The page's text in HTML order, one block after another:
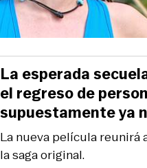
La nueva película reunirá
la saga original.
La esperada
el regreso de
supuestamente ya